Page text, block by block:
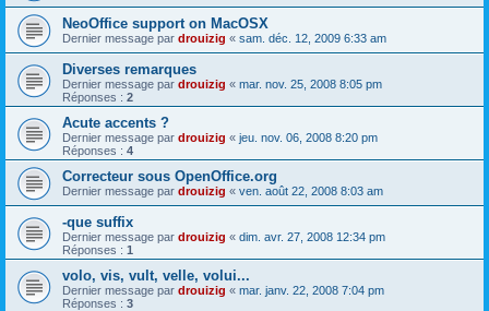
NeoOffice support on MacOSX
Dernier message par drouizig « sam. déc. 12, 2009 6:33 am
Diverses remarques
Dernier message par drouizig « mar. nov. 25, 2008 8:05 pm
Réponses : 2
Acute accents ?
Dernier message par drouizig « jeu. nov. 06, 2008 8:20 pm
Réponses : 4
Correcteur sous OpenOffice.org
Dernier message par drouizig « ven. août 22, 2008 8:03 am
-que suffix
Dernier message par drouizig « dim. avr. 27, 2008 12:34 pm
Réponses : 1
volo, vis, vult, velle, volui...
Dernier message par drouizig « mar. janv. 22, 2008 7:04 pm
Réponses : 3